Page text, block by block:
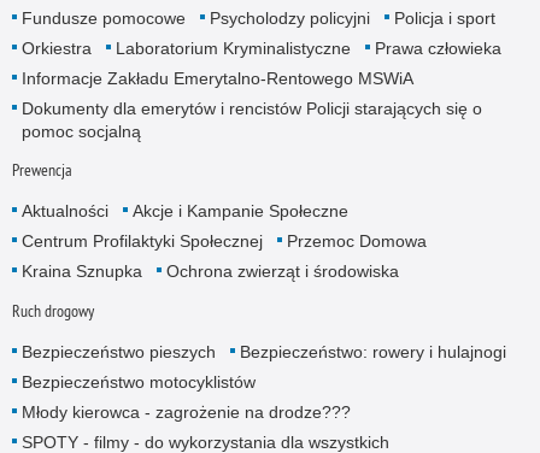
Fundusze pomocowe
Psycholodzy policyjni
Policja i sport
Orkiestra
Laboratorium Kryminalistyczne
Prawa człowieka
Informacje Zakładu Emerytalno-Rentowego MSWiA
Dokumenty dla emerytów i rencistów Policji starających się o
pomoc socjalną
Prewencja
Aktualności
Akcje i Kampanie Społeczne
Centrum Profilaktyki Społecznej
Przemoc Domowa
Kraina Sznupka
Ochrona zwierząt i środowiska
Ruch drogowy
Bezpieczeństwo pieszych
Bezpieczeństwo: rowery i hulajnogi
Bezpieczeństwo motocyklistów
Młody kierowca - zagrożenie na drodze???
SPOTY - filmy - do wykorzystania dla wszystkich